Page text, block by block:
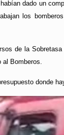
dado un
los
de la
al Bomberos.
donde